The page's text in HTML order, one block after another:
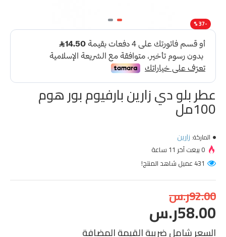
-37 %
عطر بلو دي زارين بارفيوم بور هوم
100مل
السعر شامل ضريبة القيمة المضافة
58.00ر.س
92.00ر.س
الماركة: زارين
0 بيعت آخر 11 ساعة
431 عميل شاهد المنتج!